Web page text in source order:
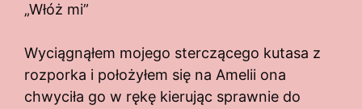
„Włóż mi”
Wyciągnąłem mojego sterczącego kutasa z
rozporka i położyłem się na Amelii ona
chwyciła go w rękę kierując sprawnie do